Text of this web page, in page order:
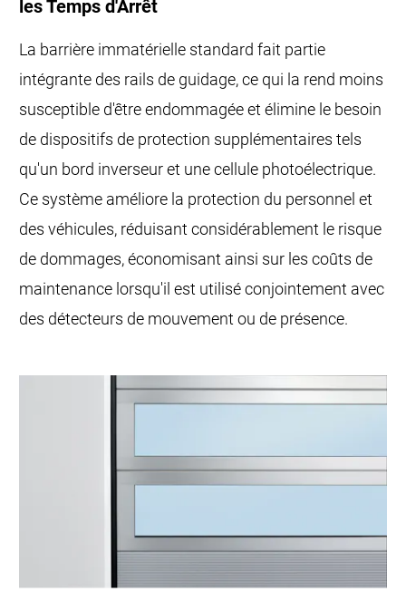
les Temps d'Arrêt
La barrière immatérielle standard fait partie
intégrante des rails de guidage, ce qui la rend moins
susceptible d'être endommagée et élimine le besoin
de dispositifs de protection supplémentaires tels
qu'un bord inverseur et une cellule photoélectrique.
Ce système améliore la protection du personnel et
des véhicules, réduisant considérablement le risque
de dommages, économisant ainsi sur les coûts de
maintenance lorsqu'il est utilisé conjointement avec
des détecteurs de mouvement ou de présence.